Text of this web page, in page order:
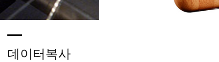
데이터복사